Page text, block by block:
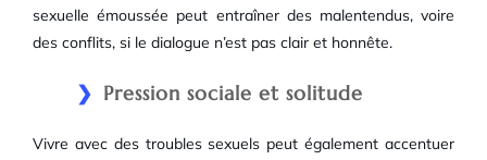
sexuelle émoussée peut entraîner des malentendus, voire
des conflits, si le dialogue n’est pas clair et honnête.
Pression sociale et solitude
Vivre avec des troubles sexuels peut également accentuer